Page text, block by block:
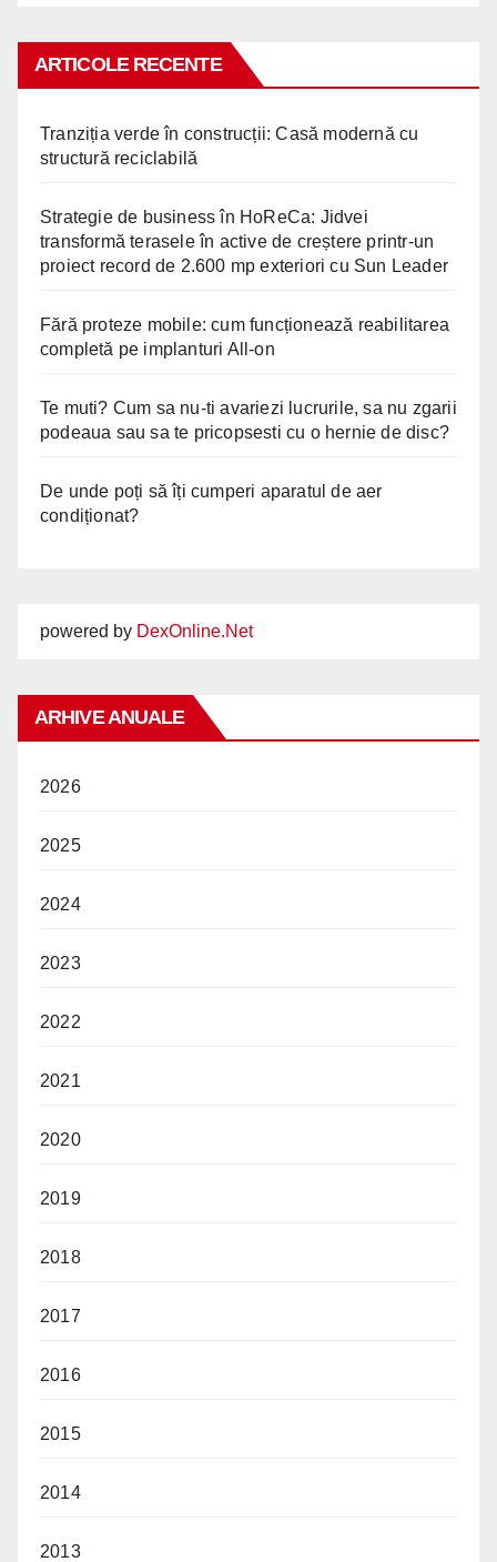
ARTICOLE RECENTE
Tranziția verde în construcții: Casă modernă cu
structură reciclabilă
Strategie de business în HoReCa: Jidvei
transformă terasele în active de creștere printr-un
proiect record de 2.600 mp exteriori cu Sun Leader
Fără proteze mobile: cum funcționează reabilitarea
completă pe implanturi All-on
Te muti? Cum sa nu-ti avariezi lucrurile, sa nu zgarii
podeaua sau sa te pricopsesti cu o hernie de disc?
De unde poți să îți cumperi aparatul de aer
condiționat?
powered by DexOnline.Net
ARHIVE ANUALE
2026
2025
2024
2023
2022
2021
2020
2019
2018
2017
2016
2015
2014
2013